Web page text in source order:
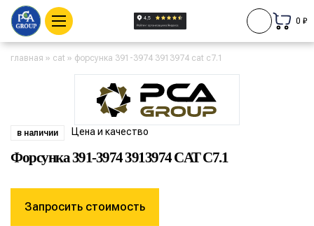
0 ₽
главная » cat » форсунка 391-3974 3913974 cat c7.1
в наличии Цена и качество
Форсунка 391-3974 3913974 CAT C7.1
Запросить стоимость